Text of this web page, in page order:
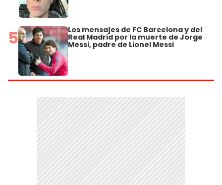
5 Los mensajes de FC Barcelona y del
Real Madrid por la muerte de Jorge
Messi, padre de Lionel Messi